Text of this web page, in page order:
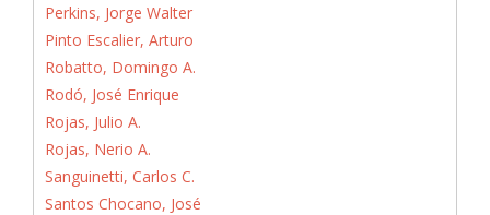
Perkins, Jorge Walter
Pinto Escalier, Arturo
Robatto, Domingo A.
Rodó, José Enrique
Rojas, Julio A.
Rojas, Nerio A.
Sanguinetti, Carlos C.
Santos Chocano, José